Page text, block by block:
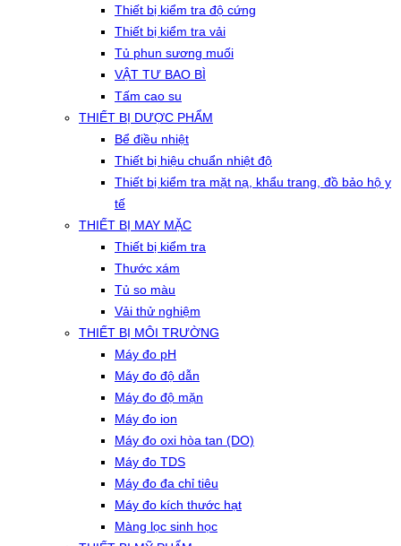
Thiết bị kiểm tra độ cứng
Thiết bị kiểm tra vải
Tủ phun sương muối
VẬT TƯ BAO BÌ
Tấm cao su
THIẾT BỊ DƯỢC PHẨM
Bể điều nhiệt
Thiết bị hiệu chuẩn nhiệt độ
Thiết bị kiểm tra mặt nạ, khẩu trang, đồ bảo hộ y
tế
THIẾT BỊ MAY MẶC
Thiết bị kiểm tra
Thước xám
Tủ so màu
Vải thử nghiệm
THIẾT BỊ MÔI TRƯỜNG
Máy đo pH
Máy đo độ dẫn
Máy đo độ mặn
Máy đo ion
Máy đo oxi hòa tan (DO)
Máy đo TDS
Máy đo đa chỉ tiêu
Máy đo kích thước hạt
Màng lọc sinh học